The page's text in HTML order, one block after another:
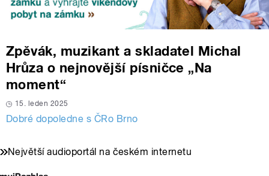
Zpěvák, muzikant a skladatel Michal
Hrůza o nejnovější písničce „Na
moment“
15. leden 2025
Dobré dopoledne s ČRo Brno
Největší audioportál na českém internetu